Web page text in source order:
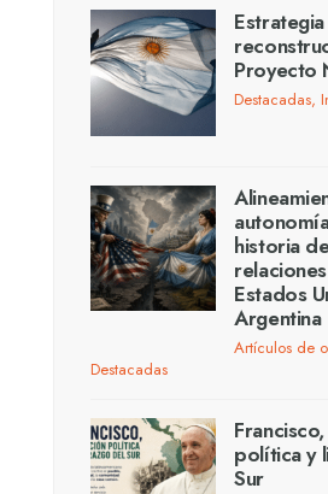
Proyecto
Destacadas,
historia
Estados
Argentina
Artículos de
Destacadas
política y
Sur